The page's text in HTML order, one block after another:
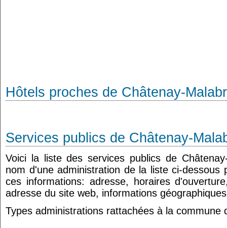
Hôtels proches de Châtenay-
Services publics de Châtenay-
Voici la liste des services publics de
nom d'une administration de la liste ci-dessous
ces informations: adresse, horaires
adresse du site web, informations
Types administrations rattachées à la commune